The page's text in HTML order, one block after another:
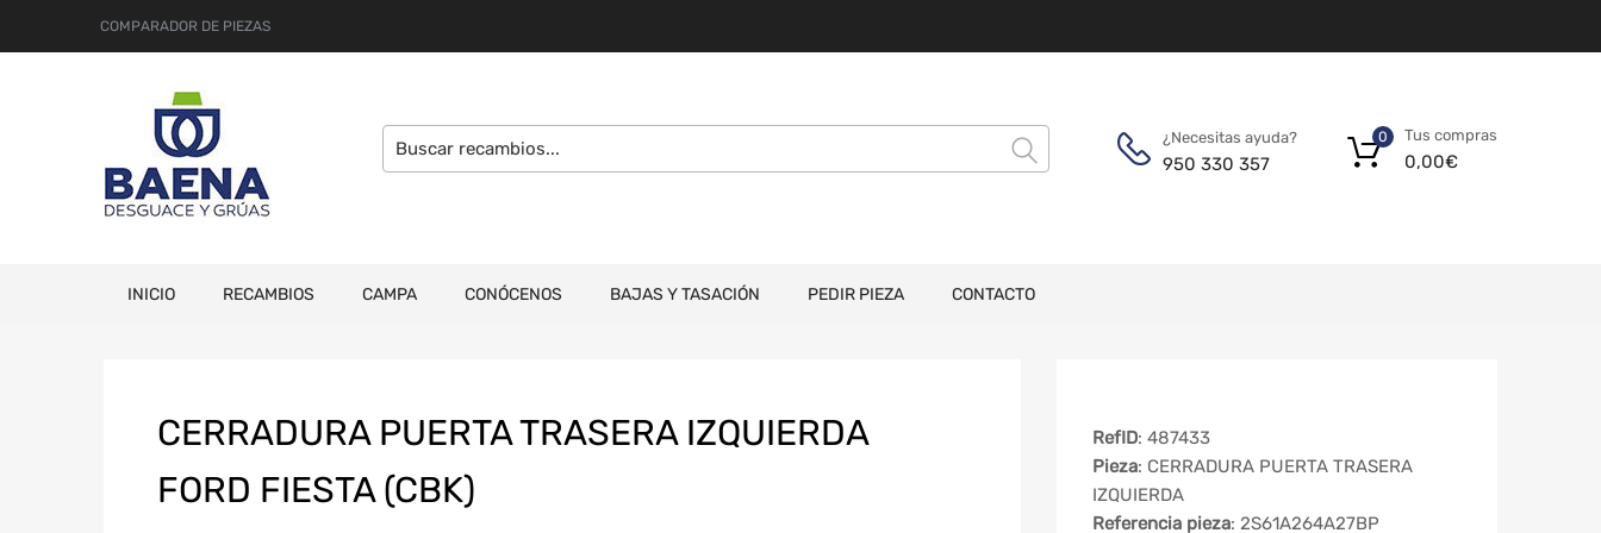
COMPARADOR DE PIEZAS
¿Necesitas ayuda?
950 330 357
Tus compras
0,00€
0
INICIO RECAMBIOS CAMPA CONÓCENOS BAJAS Y TASACIÓN PEDIR PIEZA CONTACTO
CERRADURA PUERTA TRASERA IZQUIERDA
FORD FIESTA (CBK)
RefID: 487433
Pieza: CERRADURA PUERTA TRASERA
IZQUIERDA
Referencia pieza: 2S61A264A27BP